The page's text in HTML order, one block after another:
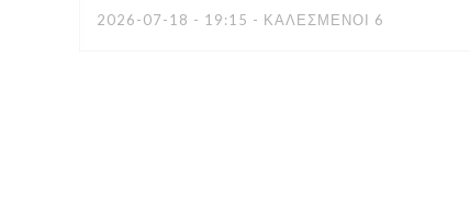
2026-07-18 - 19:15 - ΚΑΛΕΣΜΈΝΟΙ 6